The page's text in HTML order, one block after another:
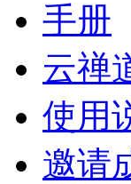
手册
云禅
使用
邀请